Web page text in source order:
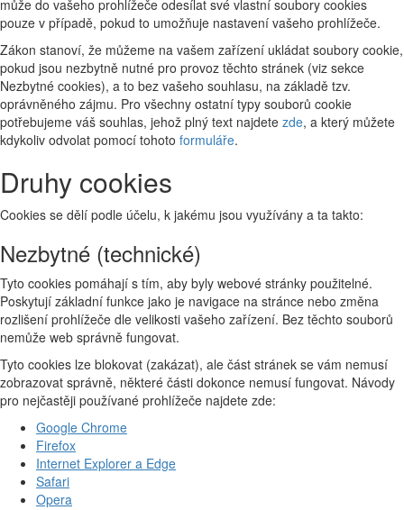
může do vašeho prohlížeče odesílat své vlastní soubory cookies
pouze v případě, pokud to umožňuje nastavení vašeho prohlížeče.
Zákon stanoví, že můžeme na vašem zařízení ukládat soubory cookie,
pokud jsou nezbytně nutné pro provoz těchto stránek (viz sekce
Nezbytné cookies), a to bez vašeho souhlasu, na základě tzv.
oprávněného zájmu. Pro všechny ostatní typy souborů cookie
potřebujeme váš souhlas, jehož plný text najdete zde, a který můžete
kdykoliv odvolat pomocí tohoto formuláře.
Druhy cookies
Cookies se dělí podle účelu, k jakému jsou využívány a ta takto:
Nezbytné (technické)
Tyto cookies pomáhají s tím, aby byly webové stránky použitelné.
Poskytují základní funkce jako je navigace na stránce nebo změna
rozlišení prohlížeče dle velikosti vašeho zařízení. Bez těchto souborů
nemůže web správně fungovat.
Tyto cookies lze blokovat (zakázat), ale část stránek se vám nemusí
zobrazovat správně, některé části dokonce nemusí fungovat. Návody
pro nejčastěji používané prohlížeče najdete zde:
Google Chrome
Firefox
Internet Explorer a Edge
Safari
Opera